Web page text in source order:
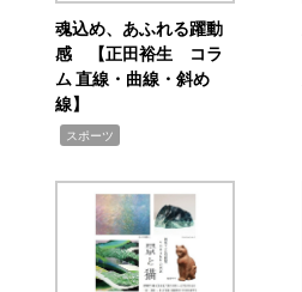
魂込め、あふれる躍動
感 【正田裕生 コラ
ム 直線・曲線・斜め
線】
スポーツ